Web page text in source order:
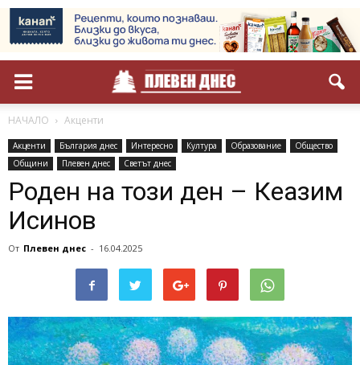
НАЧАЛО Акценти
Акценти България днес Интересно Култура Образование
Общество
Общини
Плевен днес Светът днес
Роден на този ден – Кеазим
Исинов
От Плевен днес - 16.04.2025